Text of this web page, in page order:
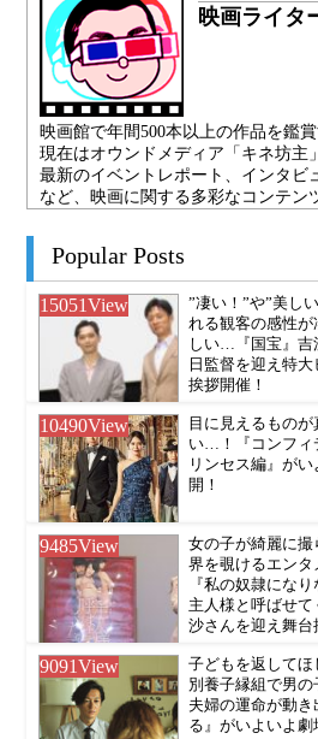
映画ライタ
映画館で年間500本以上の作品を鑑
現在はオウンドメディア「キネ坊主
最新のイベントレポート、インタビ
など、映画に関する多彩なコンテン
Popular Posts
15051View
”凄い！”や”美し
れる観客の感性
しい…『国宝』吉
日監督を迎え特
挨拶開催！
10490View
目に見えるもの
い…！『コンフィ
リンセス編』が
開！
9485View
女の子が綺麗に
界を覗けるエン
『私の奴隷にな
主人様と呼ばせ
沙さんを迎え舞台
9091View
子どもを返して
別養子縁組で男の
夫婦の運命が動
る』がいよいよ劇